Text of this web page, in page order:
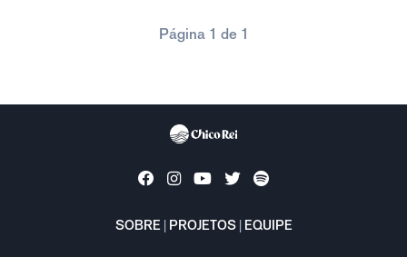
Página 1 de 1
SOBRE PROJETOS EQUIPE